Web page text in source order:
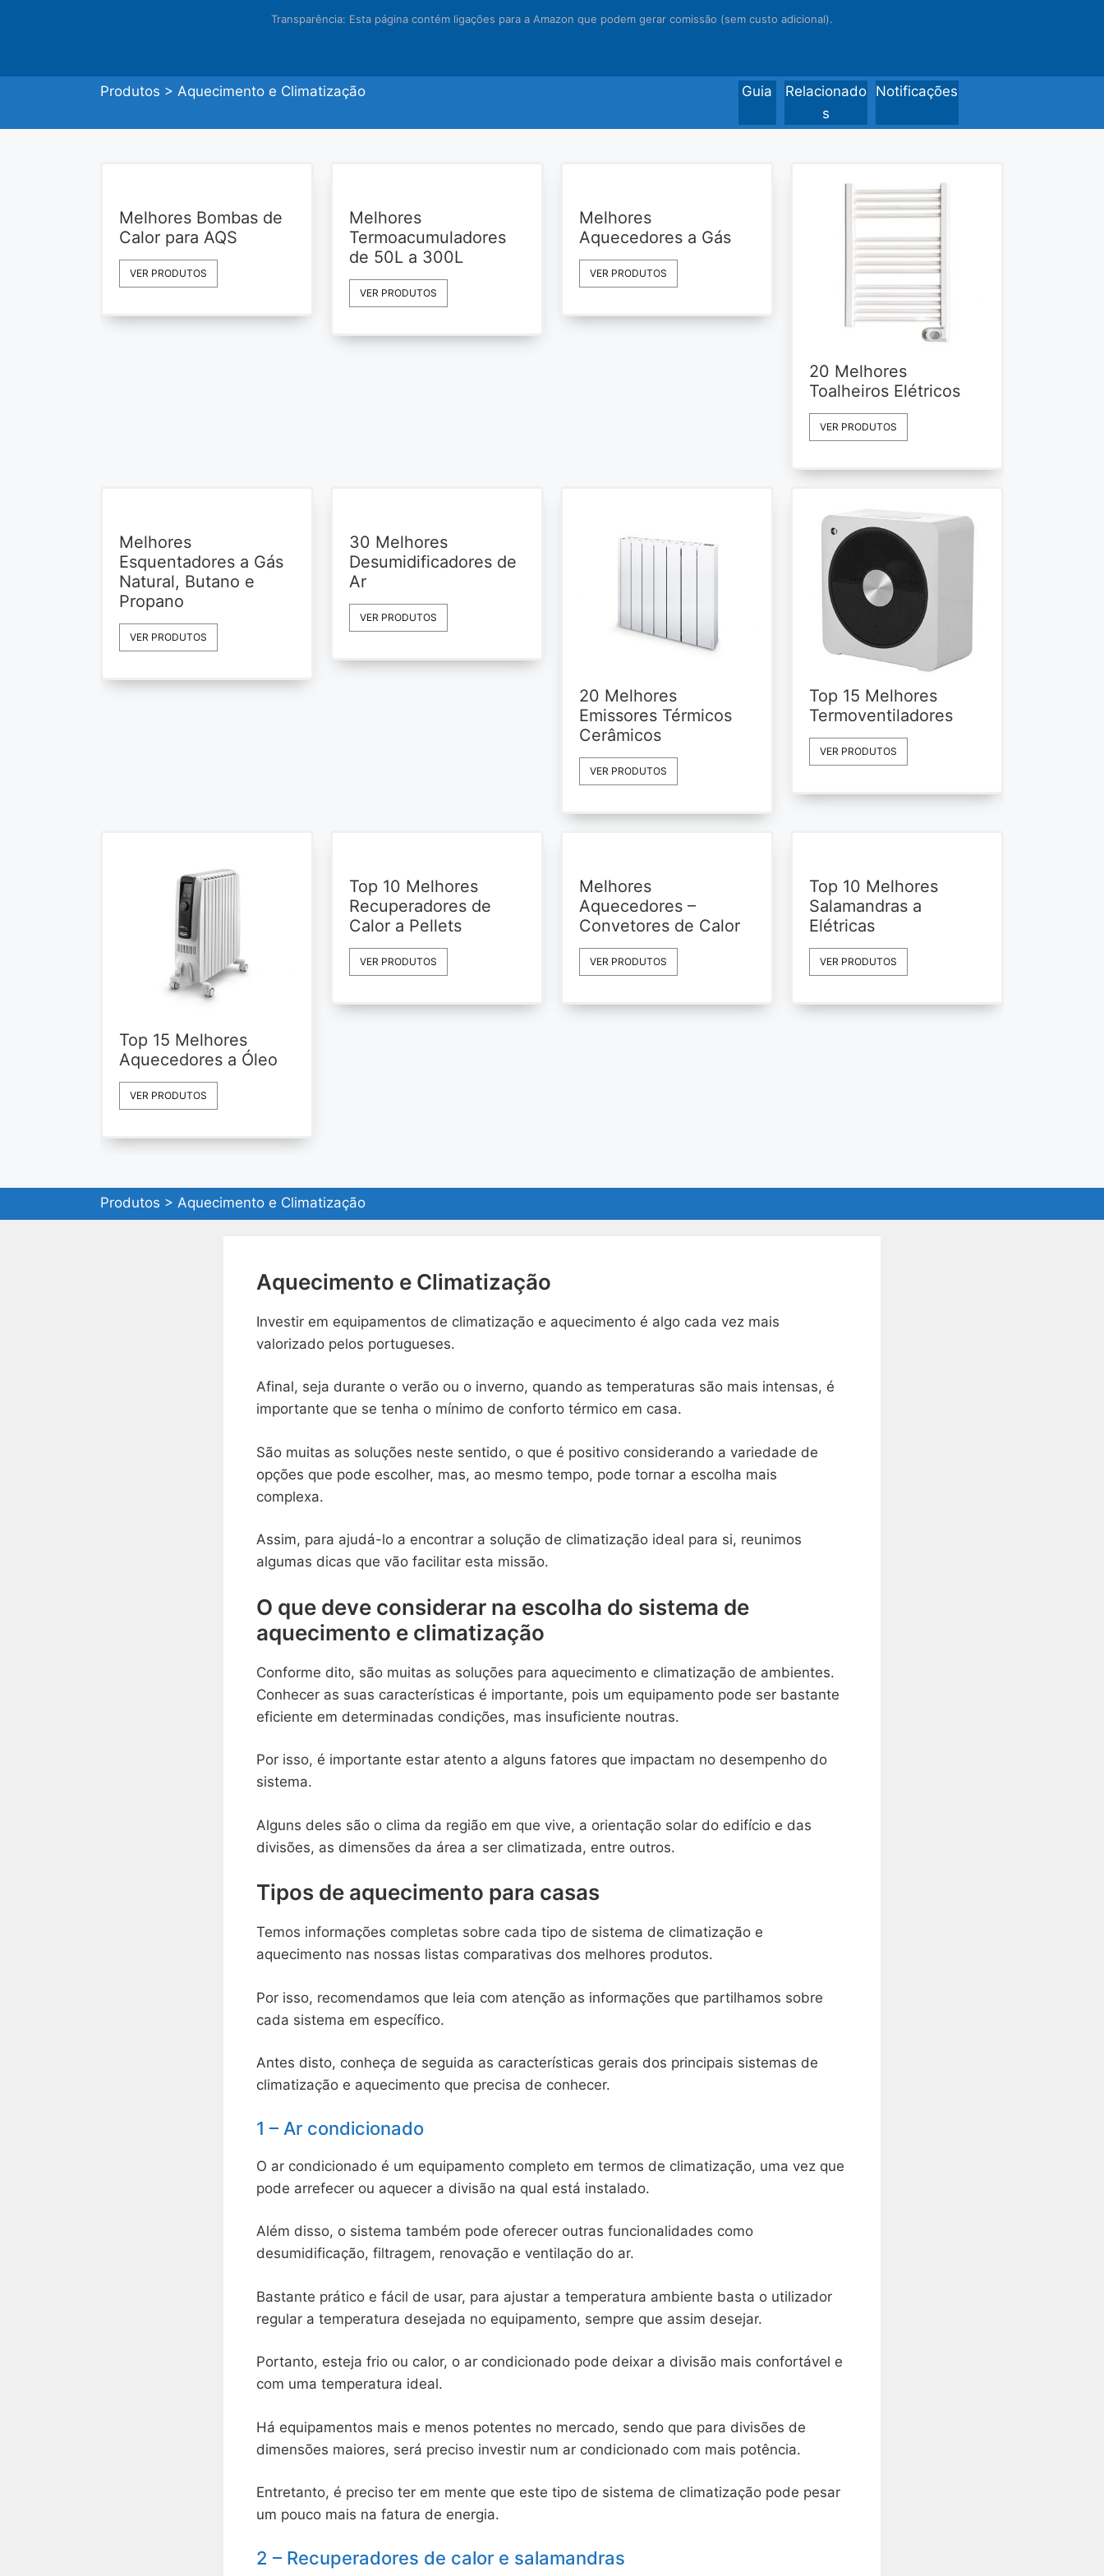
Transparência: Esta página contém ligações para a Amazon que podem gerar comissão (sem custo adicional).
Produtos > Aquecimento e Climatização Guia
Relacionado
s
Notificações
Melhores Bombas de
Calor para AQS
VER PRODUTOS
Melhores
Termoacumuladores
de 50L a 300L
VER PRODUTOS
Melhores
Aquecedores a Gás
VER PRODUTOS
20 Melhores
Toalheiros Elétricos
VER PRODUTOS
Melhores
Esquentadores a Gás
Natural, Butano e
Propano
VER PRODUTOS
30 Melhores
Desumidificadores de
Ar
VER PRODUTOS
20 Melhores
Emissores Térmicos
Cerâmicos
VER PRODUTOS
Top 15 Melhores
Termoventiladores
VER PRODUTOS
Top 15 Melhores
Aquecedores a Óleo
VER PRODUTOS
Top 10 Melhores
Recuperadores de
Calor a Pellets
VER PRODUTOS
Melhores
Aquecedores –
Convetores de Calor
VER PRODUTOS
Top 10 Melhores
Salamandras a
Elétricas
VER PRODUTOS
Produtos > Aquecimento e Climatização
Aquecimento e Climatização
Investir em equipamentos de climatização e aquecimento é algo cada vez mais
valorizado pelos portugueses.
Afinal, seja durante o verão ou o inverno, quando as temperaturas são mais intensas, é
importante que se tenha o mínimo de conforto térmico em casa.
São muitas as soluções neste sentido, o que é positivo considerando a variedade de
opções que pode escolher, mas, ao mesmo tempo, pode tornar a escolha mais
complexa.
Assim, para ajudá-lo a encontrar a solução de climatização ideal para si, reunimos
algumas dicas que vão facilitar esta missão.
O que deve considerar na escolha do sistema de
aquecimento e climatização
Conforme dito, são muitas as soluções para aquecimento e climatização de ambientes.
Conhecer as suas características é importante, pois um equipamento pode ser bastante
eficiente em determinadas condições, mas insuficiente noutras.
Por isso, é importante estar atento a alguns fatores que impactam no desempenho do
sistema.
Alguns deles são o clima da região em que vive, a orientação solar do edifício e das
divisões, as dimensões da área a ser climatizada, entre outros.
Tipos de aquecimento para casas
Temos informações completas sobre cada tipo de sistema de climatização e
aquecimento nas nossas listas comparativas dos melhores produtos.
Por isso, recomendamos que leia com atenção as informações que partilhamos sobre
cada sistema em específico.
Antes disto, conheça de seguida as características gerais dos principais sistemas de
climatização e aquecimento que precisa de conhecer.
1 – Ar condicionado
O ar condicionado é um equipamento completo em termos de climatização, uma vez que
pode arrefecer ou aquecer a divisão na qual está instalado.
Além disso, o sistema também pode oferecer outras funcionalidades como
desumidificação, filtragem, renovação e ventilação do ar.
Bastante prático e fácil de usar, para ajustar a temperatura ambiente basta o utilizador
regular a temperatura desejada no equipamento, sempre que assim desejar.
Portanto, esteja frio ou calor, o ar condicionado pode deixar a divisão mais confortável e
com uma temperatura ideal.
Há equipamentos mais e menos potentes no mercado, sendo que para divisões de
dimensões maiores, será preciso investir num ar condicionado com mais potência.
Entretanto, é preciso ter em mente que este tipo de sistema de climatização pode pesar
um pouco mais na fatura de energia.
2 – Recuperadores de calor e salamandras